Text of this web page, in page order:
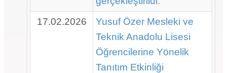
17.02.2026
Yusuf Özer Mesleki ve
Teknik Anadolu Lisesi
Öğrencilerine Yönelik
Tanıtım Etkinliği